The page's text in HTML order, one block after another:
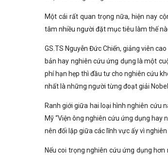
Một cái rất quan trọng nữa, hiện nay
tâm nhiều người đặt mục tiêu làm thế
GS.TS Nguyễn Đức Chiến, giảng viên
bản hay nghiên cứu ứng dụng là một
phí hạn hẹp thì đầu tư cho nghiên cứu
nhất là những người từng đoạt giải
Ranh giới giữa hai loại hình nghiên cứu
Mỹ “Viện ông nghiên cứu ứng dụng hay
nên đối lặp giữa các lĩnh vực ấy vì
Nếu coi trọng nghiên cứu ứng dụng